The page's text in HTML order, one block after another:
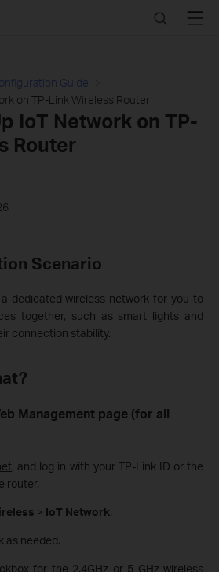
SearchMenu
Guide
on TP-Link Wireless Router
IoT Network on TP-
Router
Scenario
dedicated wireless network for you to
together, such as smart lights and
connection stability.
Management page (for all
, and log in with your TP-Link ID or the
router.
> IoT Network.
as needed.
for the 2.4GHz or 5 GHz wireless